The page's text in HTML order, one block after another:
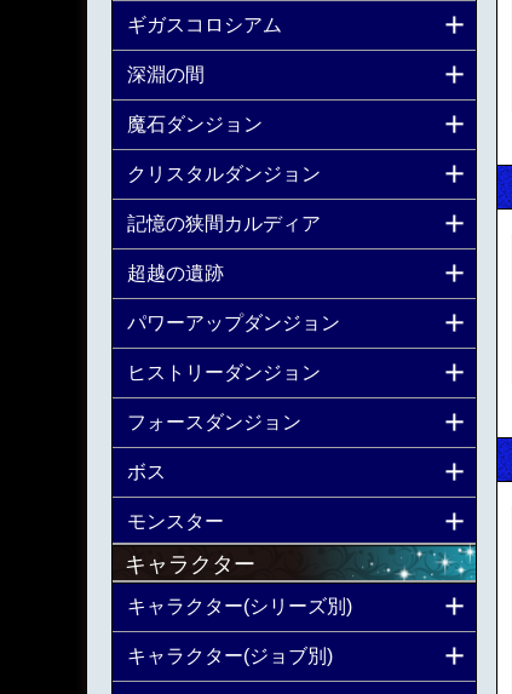
ギガスコロシアム
深淵の間
魔石ダンジョン
クリスタルダンジョン
記憶の狭間カルディア
超越の遺跡
パワーアップダンジョン
ヒストリーダンジョン
フォースダンジョン
ボス
モンスター
キャラクター
キャラクター(シリーズ別)
キャラクター(ジョブ別)